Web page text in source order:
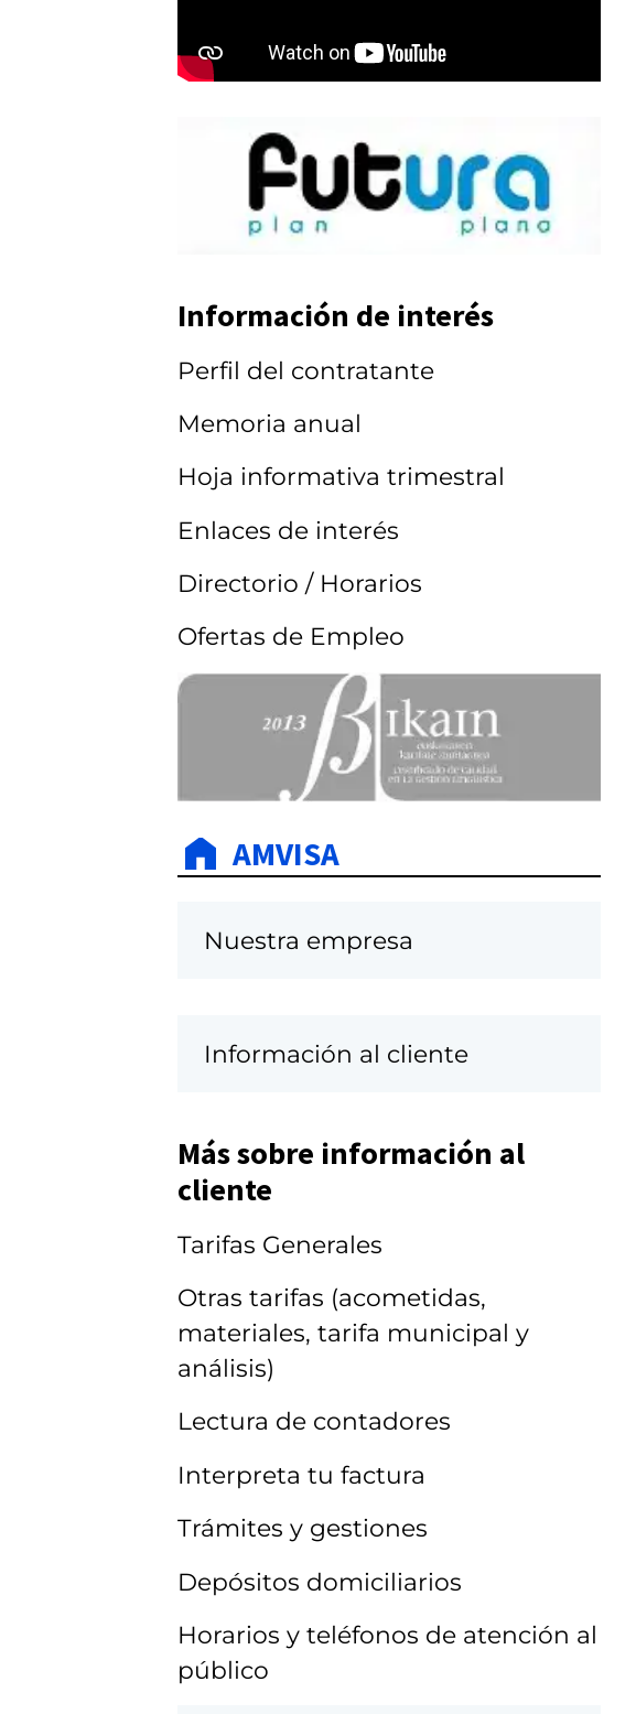
Información de interés
Perfil del contratante
Memoria anual
Hoja informativa trimestral
Enlaces de interés
Directorio / Horarios
Ofertas de Empleo
AMVISA
Nuestra empresa
Información al cliente
Más sobre información al
cliente
Tarifas Generales
Otras tarifas (acometidas,
materiales, tarifa municipal y
análisis)
Lectura de contadores
Interpreta tu factura
Trámites y gestiones
Depósitos domiciliarios
Horarios y teléfonos de atención al
público